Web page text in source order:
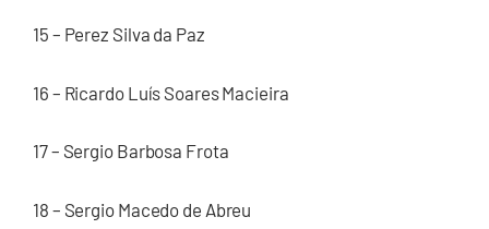
15 – Perez Silva da Paz
16 – Ricardo Luís Soares Macieira
17 – Sergio Barbosa Frota
18 – Sergio Macedo de Abreu